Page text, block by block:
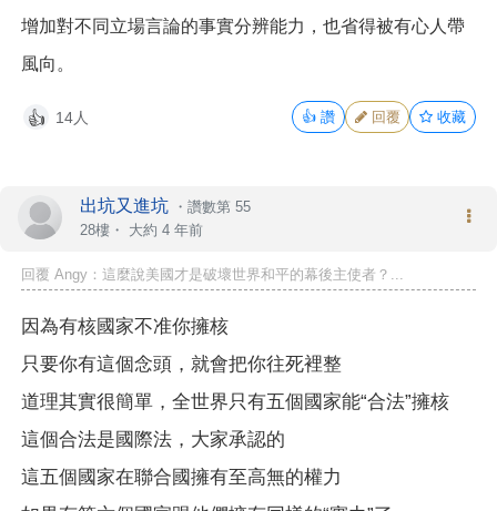
增加對不同立場言論的事實分辨能力，也省得被有心人帶
風向。
👍 14人 👍 讚 回覆 收藏
出坑又進坑 ・ 讚數第 55
28樓・ 大約 4 年前
回覆 Angy：這麼說美國才是破壞世界和平的幕後主使者？...
因為有核國家不准你擁核
只要你有這個念頭，就會把你往死裡整
道理其實很簡單，全世界只有五個國家能“合法”擁核
這個合法是國際法，大家承認的
這五個國家在聯合國擁有至高無的權力